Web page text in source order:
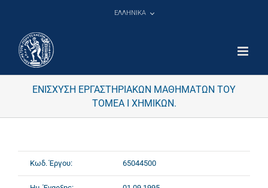
ΕΛΛΗΝΙΚΑ
ΕΝΙΣΧΥΣΗ ΕΡΓΑΣΤΗΡΙΑΚΩΝ ΜΑΘΗΜΑΤΩΝ ΤΟΥ
ΤΟΜΕΑ Ι ΧΗΜΙΚΩΝ.
Κωδ. Έργου: 65044500